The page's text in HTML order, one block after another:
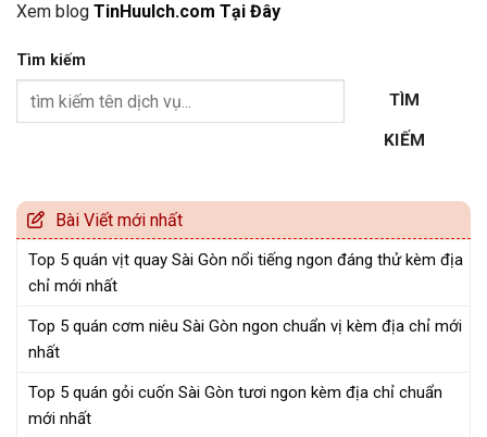
Xem blog TinHuuIch.com Tại Đây
Tìm kiếm
TÌM
KIẾM
Bài Viết mới nhất
Top 5 quán vịt quay Sài Gòn nổi tiếng ngon đáng thử kèm địa
chỉ mới nhất
Top 5 quán cơm niêu Sài Gòn ngon chuẩn vị kèm địa chỉ mới
nhất
Top 5 quán gỏi cuốn Sài Gòn tươi ngon kèm địa chỉ chuẩn
mới nhất